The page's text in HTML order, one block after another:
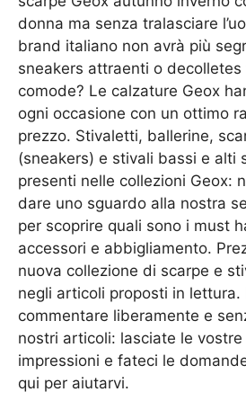
donna ma senza tralasciare
brand italiano non avrà più
sneakers attraenti o decolletes
comode? Le calzature Geox
ogni occasione con un ottimo
prezzo. Stivaletti, ballerine,
(sneakers) e stivali bassi e alti
presenti nelle collezioni Geox:
dare uno sguardo alla nostra
per scoprire quali sono i must
accessori e abbigliamento.
nuova collezione di scarpe e
negli articoli proposti in lettura.
commentare liberamente e
nostri articoli: lasciate le
impressioni e fateci le
qui per aiutarvi.